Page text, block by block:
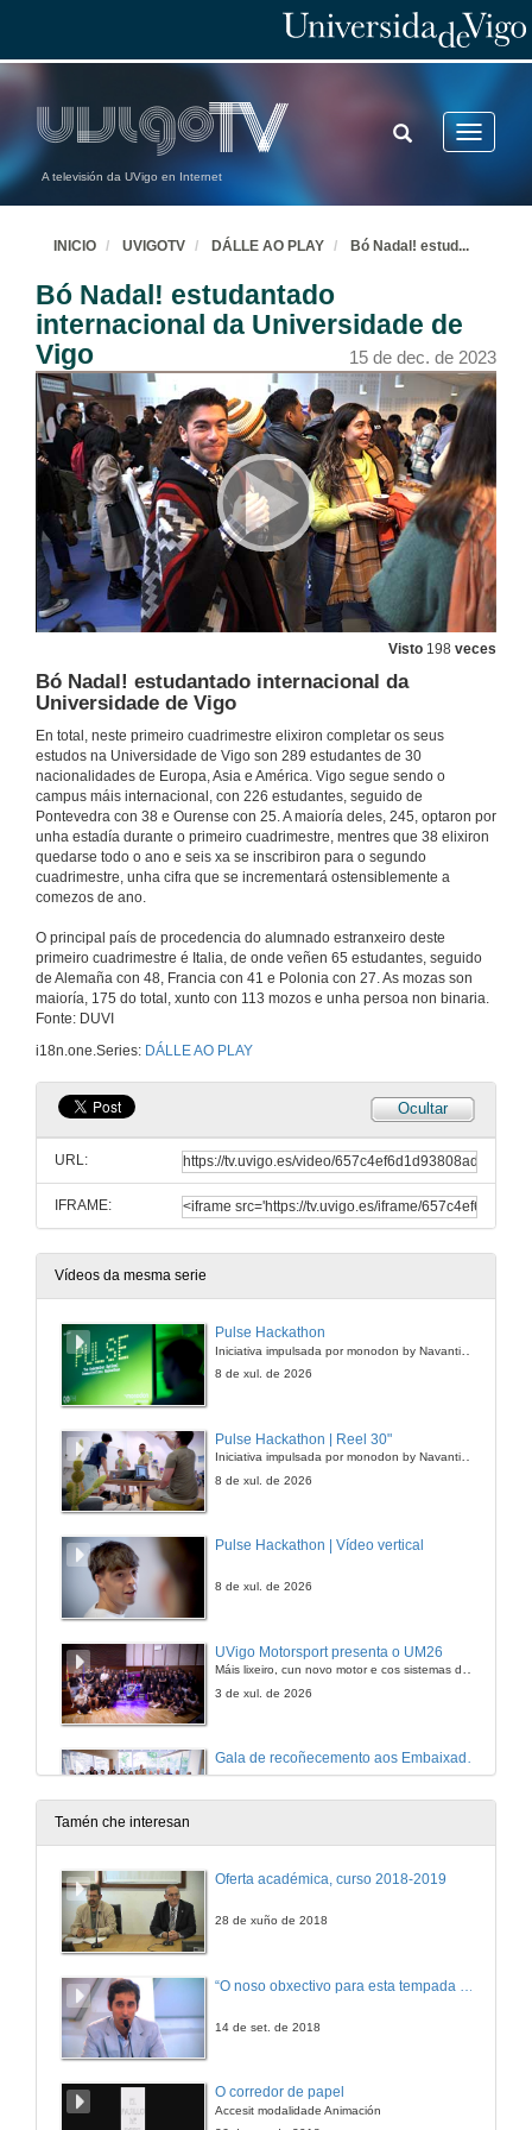
A televisión da UVigo en Internet
Toggle
TOGGLE
SEARCH
INICIO UVIGOTV DÁLLE AO PLAY Bó Nadal! estud...
Bó Nadal! estudantado
internacional da Universidade de
Vigo
15 de dec. de 2023
Visto 198 veces
Bó Nadal! estudantado internacional da
Universidade de Vigo
En total, neste primeiro cuadrimestre elixiron completar os seus
estudos na Universidade de Vigo son 289 estudantes de 30
nacionalidades de Europa, Asia e América. Vigo segue sendo o
campus máis internacional, con 226 estudantes, seguido de
Pontevedra con 38 e Ourense con 25. A maioría deles, 245, optaron por
unha estadía durante o primeiro cuadrimestre, mentres que 38 elixiron
quedarse todo o ano e seis xa se inscribiron para o segundo
cuadrimestre, unha cifra que se incrementará ostensiblemente a
comezos de ano.
O principal país de procedencia do alumnado estranxeiro deste
primeiro cuadrimestre é Italia, de onde veñen 65 estudantes, seguido
de Alemaña con 48, Francia con 41 e Polonia con 27. As mozas son
maioría, 175 do total, xunto con 113 mozos e unha persoa non binaria.
Fonte: DUVI
i18n.one.Series: DÁLLE AO PLAY
Ocultar
URL:
IFRAME:
Vídeos da mesma serie
Pulse Hackathon
8 de xul. de 2026
Pulse Hackathon | Reel 30"
Iniciativa impulsada por monodon by Navantia, a área de innovación da compañía e QOPHI Lab, atlanTTic, Universidade de Vigo
8 de xul. de 2026
Pulse Hackathon | Vídeo vertical
8 de xul. de 2026
UVigo Motorsport presenta o UM26
Máis lixeiro, cun novo motor e cos sistemas de propulsión e aerodinámica renovados. O monopraza competirá este verán nos circuítos de Formula Student de Austria e España. Fonte: DUVI
3 de xul. de 2026
Gala de recoñecemento aos Embaixadores e Embaixadoras da Ciencia e do Coñecemento
26 de xuño de 2026
Mercado de Sabarís (Baiona)
19 de maio de 2026
Tamén che interesan
Oferta académica, curso 2018-2019
28 de xuño de 2018
14 de set. de 2018
O corredor de papel
Accesit modalidade Animación